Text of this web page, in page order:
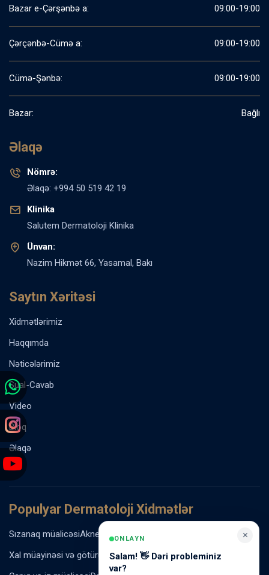
×
ONLAYN
Salam! 👋 Dəri probleminiz
var?
Bazar e-Çərşənbə a: 09:00-19:00
Çərçənbə-Cümə a: 09:00-19:00
Cümə-Şənbə: 09:00-19:00
Bazar: Bağlı
Əlaqə
Nömrə:
Əlaqə: +994 50 519 42 19
Klinika
Salutem Dermatoloji Klinika
Ünvan:
Nazim Hikmət 66, Yasamal, Bakı
Saytın Xəritəsi
Xidmətlərimiz
Haqqımda
Nəticələrimiz
Sual-Cavab
Video
Bloq
Əlaqə
Populyar Dermatoloji Xidmətlər
Sızanaq müalicəsiAkne vulgaris müalicəsi
Rozasea müalicəsi
Xal müayinəsi və götürülməsiZiyil və papilloma müalicəsi